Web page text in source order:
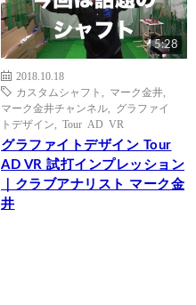
5:28
2018.10.18
カスタムシャフト
マーク金井
マーク金井チャンネル
グラファイ
トデザイン
Tour AD VR
グラファイトデザイン Tour
AD VR 試打インプレッション
｜クラブアナリスト マーク金
井